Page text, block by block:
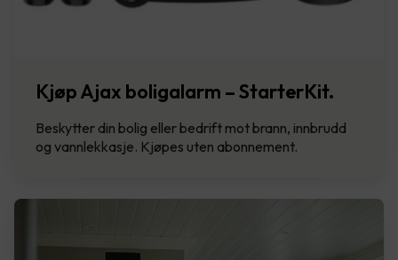
Kjøp Ajax boligalarm – StarterKit.
Beskytter din bolig eller bedrift mot brann, innbrudd
og vannlekkasje. Kjøpes uten abonnement.